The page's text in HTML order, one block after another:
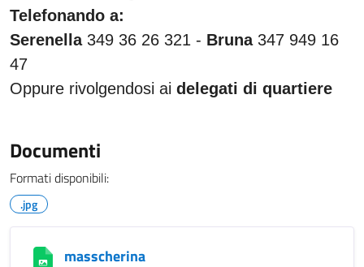
Telefonando a:
Serenella349 36 26 321 - Bruna347 949 16
47
Oppure rivolgendosi ai delegati di quartiere
Documenti
Formati disponibili:
.jpg
masscherina